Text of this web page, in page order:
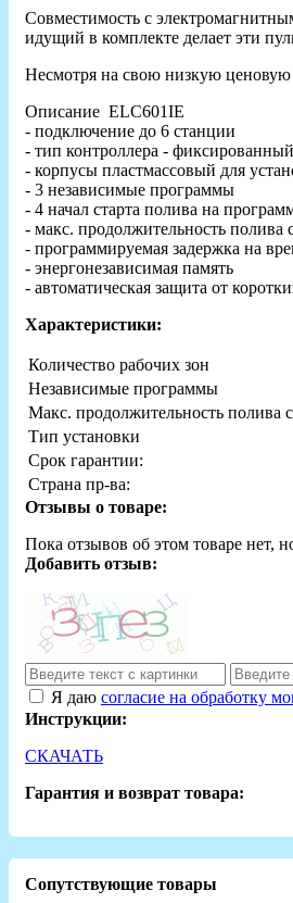
Совместимость с
идущий в комплекте делает эти
Несмотря на свою низкую ценовую
Описание ELC601IE
- подключение до 6 станции
- тип контроллера - фиксированный
- корпусы пластмассовый для
- 3 независимые программы
- 4 начал старта полива на
- макс. продолжительность полива
- программируемая задержка на
- энергонезависимая память
- автоматическая защита от
Характеристики:
Количество рабочих зон
Независимые программы
Макс. продолжительность полива
Тип установки
Срок гарантии:
Страна пр-ва:
Отзывы о товаре:
Пока отзывов об этом товаре нет,
Добавить отзыв:
Я даю согласие на обработку
Инструкции:
СКАЧАТЬ
Гарантия и возврат товара:
Сопутствующие товары